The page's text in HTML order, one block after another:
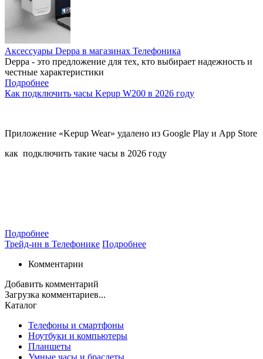
Аксессуары Deppa в магазинах Телефоника
Deppa - это предложение для тех, кто выбирает надежность и
честные характеристики
Подробнее
Как подключить часы Kepup W200 в 2026 году
Приложение «Kepup Wear» удалено из Google Play и App Store
как подключить такие часы в 2026 году
Подробнее
Трейд-ин в Телефонике Подробнее
Комментарии
Добавить комментарий
Загрузка комментариев...
Каталог
Телефоны и смартфоны
Ноутбуки и компьютеры
Планшеты